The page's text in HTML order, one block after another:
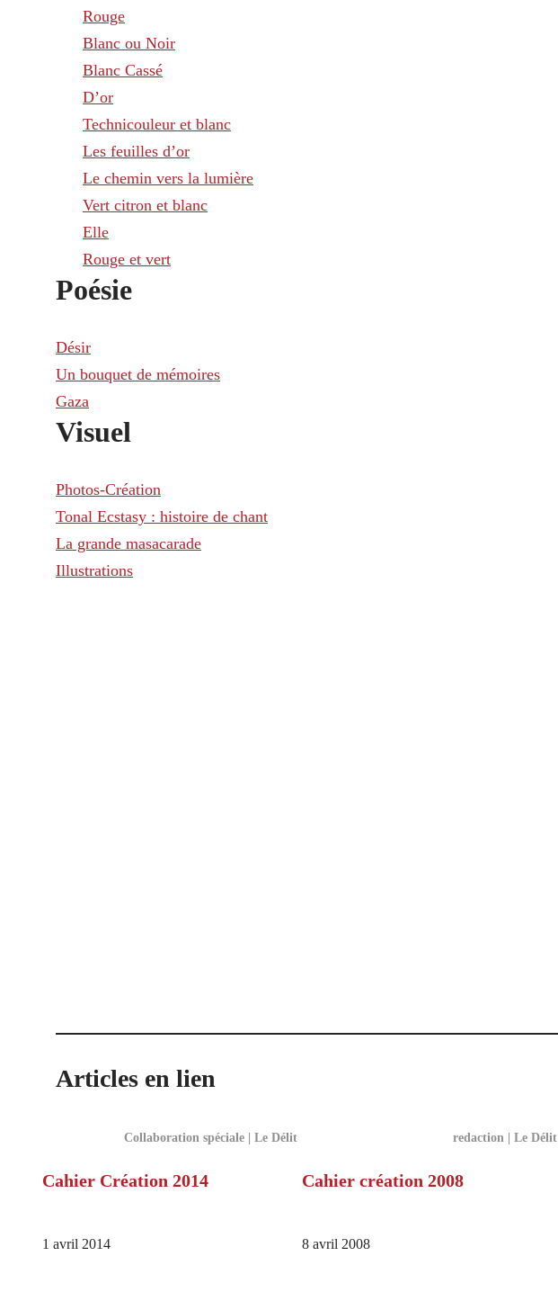
Rouge
Blanc ou Noir
Blanc Cassé
D’or
Technicouleur et blanc
Les feuilles d’or
Le chemin vers la lumière
Vert citron et blanc
Elle
Rouge et vert
Poésie
Désir
Un bouquet de mémoires
Gaza
Visuel
Photos-Création
Tonal Ecstasy : histoire de chant
La grande masacarade
Illustrations
Articles en lien
Collaboration spéciale | Le Délit
Cahier Création 2014
1 avril 2014
redaction | Le Délit
Cahier création 2008
8 avril 2008